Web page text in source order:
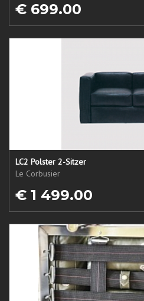
€ 699.00
LC2 Polster 2-Sitzer
Le Corbusier
€ 1 499.00